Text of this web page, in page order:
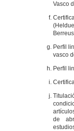
Vasco
Perfil
vasco
Perfil
de